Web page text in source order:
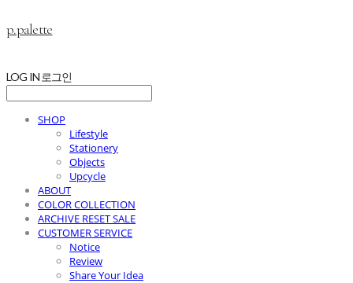
p.palette
LOG IN 로그인
SHOP
Lifestyle
Stationery
Objects
Upcycle
ABOUT
COLOR COLLECTION
ARCHIVE RESET SALE
CUSTOMER SERVICE
Notice
Review
Share Your Idea